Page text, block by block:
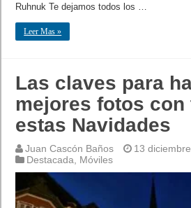
Ruhnuk Te dejamos todos los …
Leer Mas »
Las claves para
mejores fotos con
estas Navidades
Juan Cascón Baños
13
Destacada
Móviles